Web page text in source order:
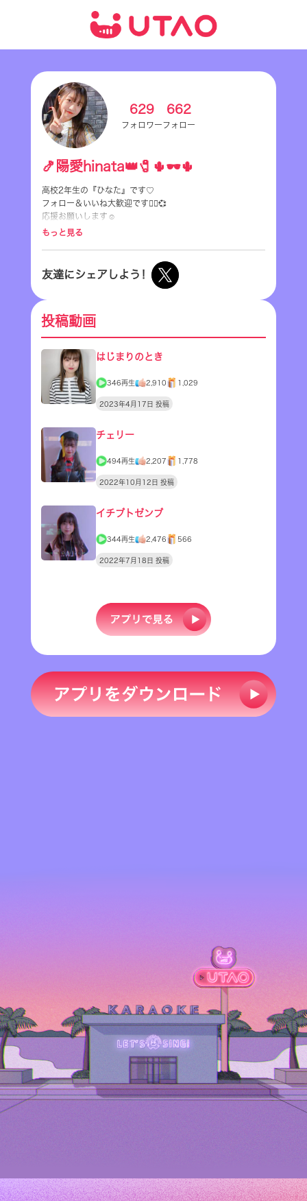
629
フォロワー
662
フォロー
🍤陽愛hinata👑🧷🌵🕶🌵
高校2年生の『ひなた』です♡
フォロー＆いいね大歓迎です👍🏻‎💞
応援お願いします☺️
ファンマークは『👑🍤』これです(*ˊᵕˋ*)੭ ੈ❤︎
もっと見る
友達にシェアしよう！
投稿動画
はじまりのとき
346再生 2,910 1,029
2023年4月17日 投稿
チェリー
494再生 2,207 1,778
2022年10月12日 投稿
イチブトゼンブ
344再生 2,476 566
2022年7月18日 投稿